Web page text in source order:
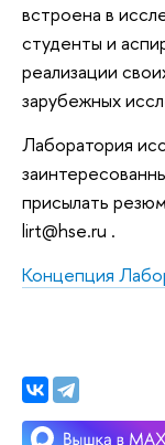
встроена в
студенты и
реализации
зарубежных
Лаборатория
присылать
lirt@hse.ru .
Концепция